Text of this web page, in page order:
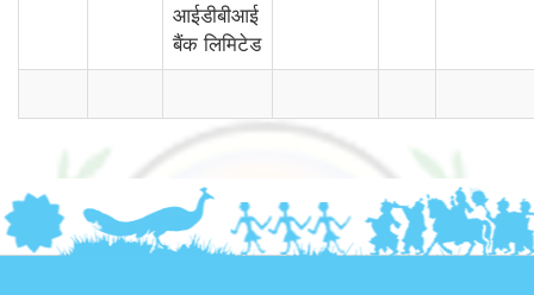
आईडीबीआई
बैंक लिमिटेड